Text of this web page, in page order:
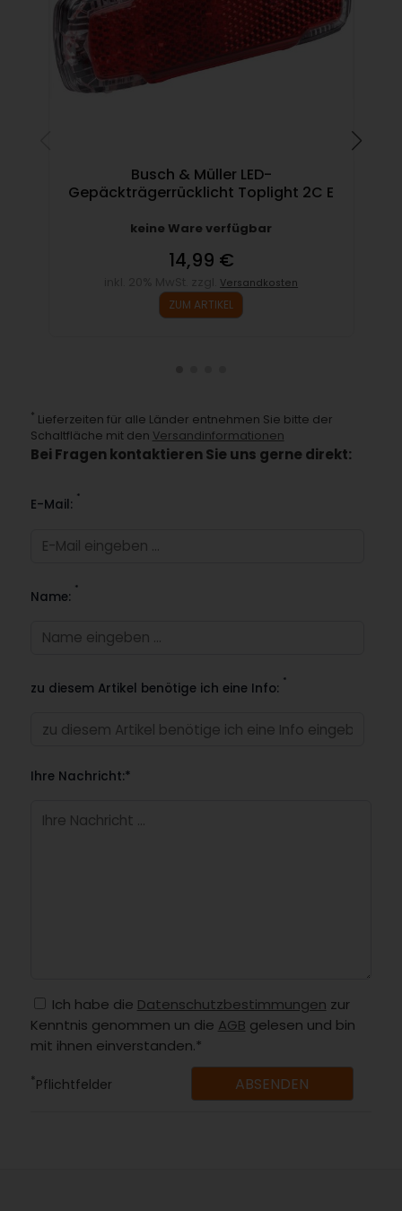
Busch & Müller LED-
Gepäckträgerrücklicht Toplight 2C E
keine Ware verfügbar
14,99 €
Versandkosten
ZUM ARTIKEL
* Lieferzeiten für alle Länder entnehmen Sie bitte der
Schaltfläche mit den Versandinformationen
Bei Fragen kontaktieren Sie uns gerne direkt:
E-Mail: *
Name: *
zu diesem Artikel benötige ich eine Info: *
Ihre Nachricht:*
Ich habe die Datenschutzbestimmungen zur
Kenntnis genommen un die AGB gelesen und bin
mit ihnen einverstanden.*
*Pflichtfelder